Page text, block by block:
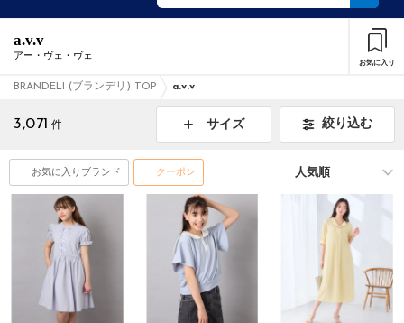
a.v.v
アー・ヴェ・ヴェ
お気に入り
BRANDELI (ブランデリ) TOP a.v.v
3,071 件 サイズ 絞り込む
お気に入りブランド クーポン